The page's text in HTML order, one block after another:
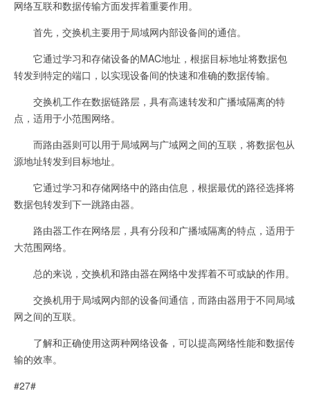
网络互联和数据传输方面发挥着重要作用。
首先，交换机主要用于局域网内部设备间的通信。
它通过学习和存储设备的MAC地址，根据目标地址将数据包
转发到特定的端口，以实现设备间的快速和准确的数据传输。
交换机工作在数据链路层，具有高速转发和广播域隔离的特
点，适用于小范围网络。
而路由器则可以用于局域网与广域网之间的互联，将数据包从
源地址转发到目标地址。
它通过学习和存储网络中的路由信息，根据最优的路径选择将
数据包转发到下一跳路由器。
路由器工作在网络层，具有分段和广播域隔离的特点，适用于
大范围网络。
总的来说，交换机和路由器在网络中发挥着不可或缺的作用。
交换机用于局域网内部的设备间通信，而路由器用于不同局域
网之间的互联。
了解和正确使用这两种网络设备，可以提高网络性能和数据传
输的效率。
#27#